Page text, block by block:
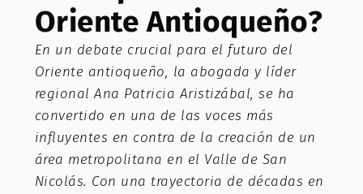
Oriente Antioqueño?
En un debate crucial para el futuro del
Oriente antioqueño, la abogada y líder
regional Ana Patricia Aristizábal, se ha
convertido en una de las voces más
influyentes en contra de la creación de un
área metropolitana en el Valle de San
Nicolás. Con una trayectoria de décadas en